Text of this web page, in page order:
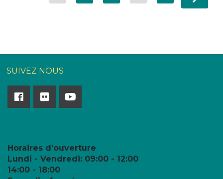
SUIVEZ NOUS
Horaires d'ouverture
Lundi - Vendredi: 09:00 - 12:00
14:00 - 18:00